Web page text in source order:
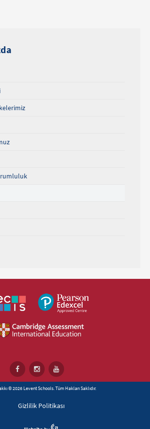
© 2026 Levent Schools. Tüm Hakları Saklıdır.
Gizlilik Politikası